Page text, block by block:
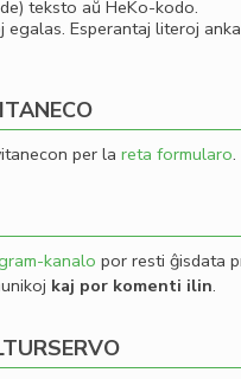
teksto aŭ HeKo-kodo.
egalas. Esperantaj literoj
per la reta formularo.
kanalo por resti ĝisdata
kaj por komenti ilin.